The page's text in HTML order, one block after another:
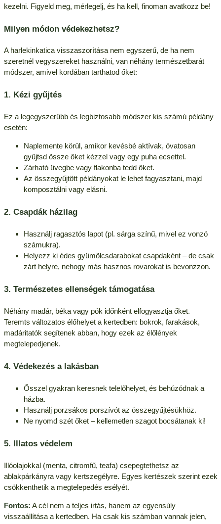
kezelni. Figyeld meg, mérlegelj, és ha kell, finoman avatkozz be!
Milyen módon védekezhetsz?
A harlekinkatica visszaszorítása nem egyszerű, de ha nem
szeretnél vegyszereket használni, van néhány természetbarát
módszer, amivel kordában tarthatod őket:
1. Kézi gyűjtés
Ez a legegyszerűbb és legbiztosabb módszer kis számú példány
esetén:
Naplemente körül, amikor kevésbé aktívak, óvatosan
gyűjtsd össze őket kézzel vagy egy puha ecsettel.
Zárható üvegbe vagy flakonba tedd őket.
Az összegyűjtött példányokat le lehet fagyasztani, majd
komposztálni vagy elásni.
2. Csapdák házilag
Használj ragasztós lapot (pl. sárga színű, mivel ez vonzó
számukra).
Helyezz ki édes gyümölcsdarabokat csapdaként – de csak
zárt helyre, nehogy más hasznos rovarokat is bevonzzon.
3. Természetes ellenségek támogatása
Néhány madár, béka vagy pók időnként elfogyasztja őket.
Teremts változatos élőhelyet a kertedben: bokrok, farakások,
madáritatók segítenek abban, hogy ezek az élőlények
megtelepedjenek.
4. Védekezés a lakásban
Ősszel gyakran keresnek telelőhelyet, és behúzódnak a
házba.
Használj porzsákos porszívót az összegyűjtésükhöz.
Ne nyomd szét őket – kellemetlen szagot bocsátanak ki!
5. Illatos védelem
Illóolajokkal (menta, citromfű, teafa) csepegtethetsz az
ablakpárkányra vagy kertszegélyre. Egyes kertészek szerint ezek
csökkenthetik a megtelepedés esélyét.
Fontos: A cél nem a teljes irtás, hanem az egyensúly
visszaállítása a kertedben. Ha csak kis számban vannak jelen,